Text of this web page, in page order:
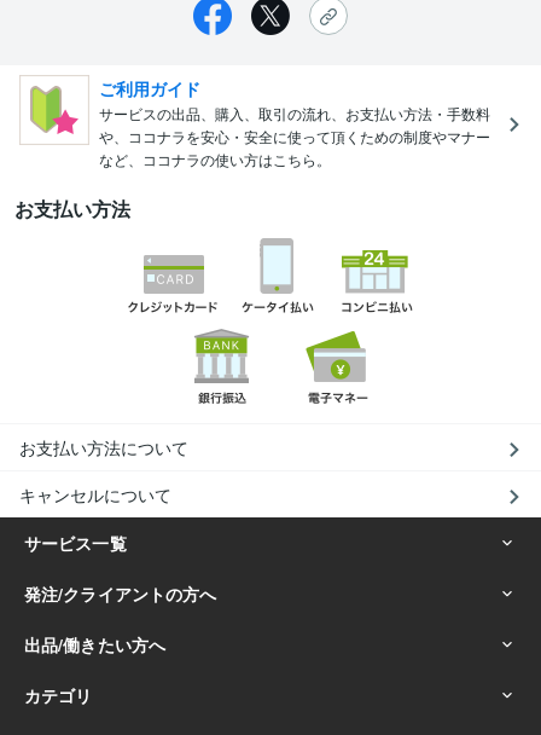
ご利用ガイド
サービスの出品、購入、取引の流れ、お支払い方法・手数料
や、ココナラを安心・安全に使って頂くための制度やマナー
など、ココナラの使い方はこちら。
お支払い方法
お支払い方法について
キャンセルについて